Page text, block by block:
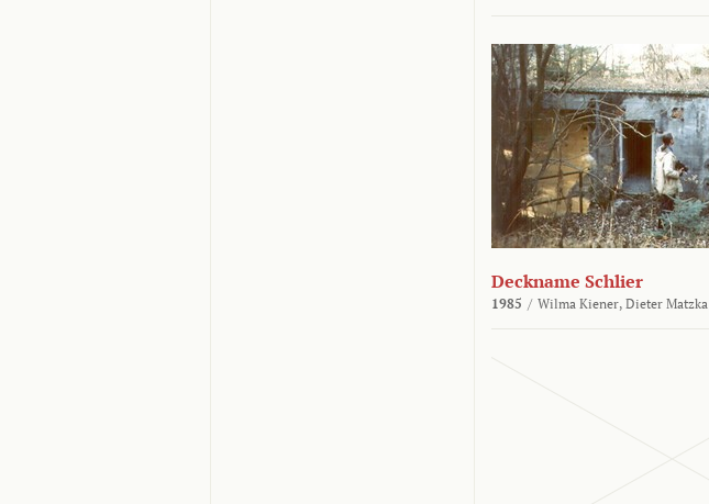
Deckname Schlier
1985 / Wilma Kiener, Dieter Matzka